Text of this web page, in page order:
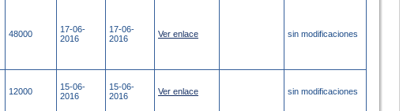
48000
17-06-
2016
17-06-
2016
Ver enlace sin modificaciones
12000
15-06-
2016
15-06-
2016
Ver enlace sin modificaciones